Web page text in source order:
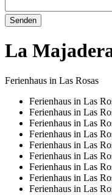
Senden
La
Ferienhaus in Las Rosas
Ferienhaus in Las
Ferienhaus in Las
Ferienhaus in Las
Ferienhaus in Las
Ferienhaus in Las
Ferienhaus in Las
Ferienhaus in Las
Ferienhaus in Las
Ferienhaus in Las